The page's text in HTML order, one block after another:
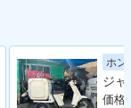
2000年 GYRO CAN
OPY デッキタイプ・
マイナーチェンジ
ホン
価格: